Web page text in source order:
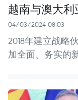
越南与澳大
04/03/2024 08:03
2018年建立战略
加全面、务实的